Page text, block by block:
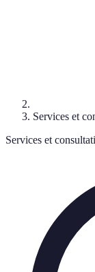
Services et
Services et